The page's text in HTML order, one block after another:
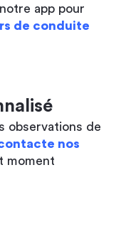
app pour
de conduite
observations de
nos
moment